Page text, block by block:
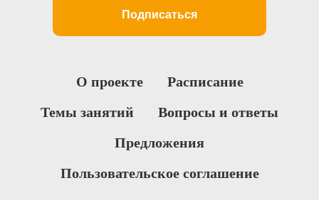
Подписаться
О проекте
Расписание
Темы занятий
Вопросы и ответы
Предложения
Пользовательское соглашение